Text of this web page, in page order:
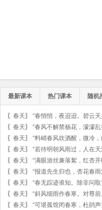
最新课本 热门课本 随机
〖 春天〗 “春悄悄，夜迢迢。碧云
〖 春天〗 “春风不解禁杨花，濛濛
〖 春天〗 “料峭春风吹酒醒，微冷
〖 春天〗 “若待明朝风雨过，人在
〖 春天〗 “满眼游丝兼落絮，红杏
〖 春天〗 “报道先生归也，杏花春雨
〖 春天〗 “春无踪迹谁知。除非问取
〖 春天〗 “斜风细雨作春寒。对尊前
〖 春天〗 “可堪孤馆闭春寒，杜鹃